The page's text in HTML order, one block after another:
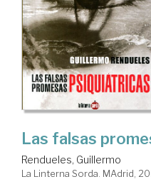
Las falsas
Rendueles, Guillermo
La Linterna Sorda. MAdrid,